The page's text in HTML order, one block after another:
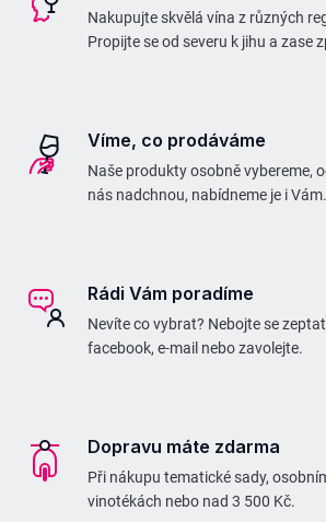
Nakupujte skvělá vína z různých
Propijte se od severu k jihu a zase
Víme, co prodáváme
Naše produkty osobně vybereme,
nás nadchnou, nabídneme je i Vám.
Rádi Vám poradíme
Nevíte co vybrat? Nebojte se
facebook, e-mail nebo zavolejte.
Dopravu máte zdarma
Při nákupu tematické sady,
vinotékách nebo nad 3 500 Kč.